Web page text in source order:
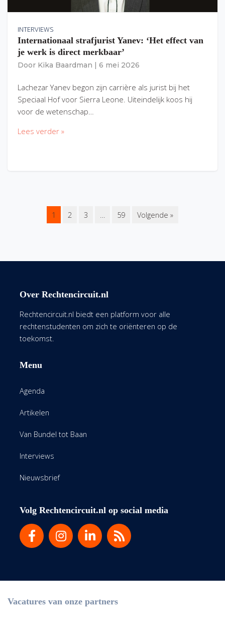
INTERVIEWS
Internationaal strafjurist Yanev: ‘Het effect van
je werk is direct merkbaar’
Door Kika Baardman 6 mei 2026
Lachezar Yanev begon zijn carrière als jurist bij het
Speciaal Hof voor Sierra Leone. Uiteindelijk koos hij
voor de wetenschap…
Lees verder »
1 2 3 … 59 Volgende »
Over Rechtencircuit.nl
Rechtencircuit.nl biedt een platform voor alle
rechtenstudenten om zich te oriënteren op de
toekomst.
Menu
Agenda
Artikelen
Van Bundel tot Baan
Interviews
Nieuwsbrief
Volg Rechtencircuit.nl op social media
Vacatures van onze partners